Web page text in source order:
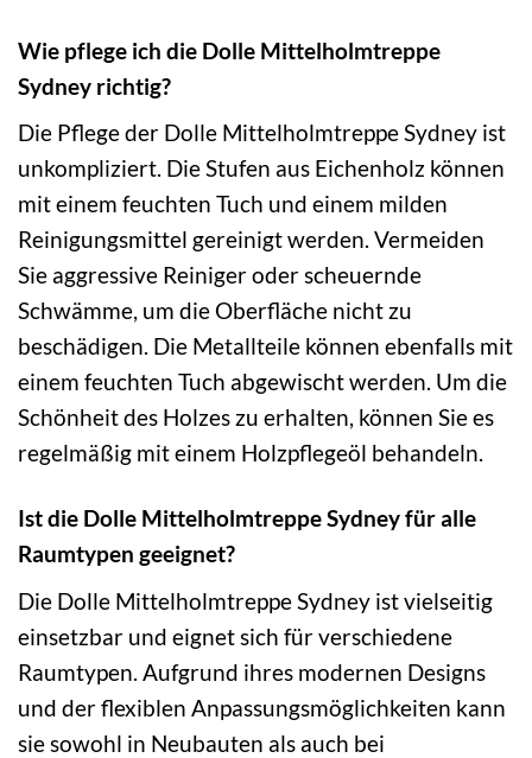
Wie pflege ich die Dolle Mittelholmtreppe
Sydney richtig?
Die Pflege der Dolle Mittelholmtreppe Sydney ist
unkompliziert. Die Stufen aus Eichenholz können
mit einem feuchten Tuch und einem milden
Reinigungsmittel gereinigt werden. Vermeiden
Sie aggressive Reiniger oder scheuernde
Schwämme, um die Oberfläche nicht zu
beschädigen. Die Metallteile können ebenfalls mit
einem feuchten Tuch abgewischt werden. Um die
Schönheit des Holzes zu erhalten, können Sie es
regelmäßig mit einem Holzpflegeöl behandeln.
Ist die Dolle Mittelholmtreppe Sydney für alle
Raumtypen geeignet?
Die Dolle Mittelholmtreppe Sydney ist vielseitig
einsetzbar und eignet sich für verschiedene
Raumtypen. Aufgrund ihres modernen Designs
und der flexiblen Anpassungsmöglichkeiten kann
sie sowohl in Neubauten als auch bei